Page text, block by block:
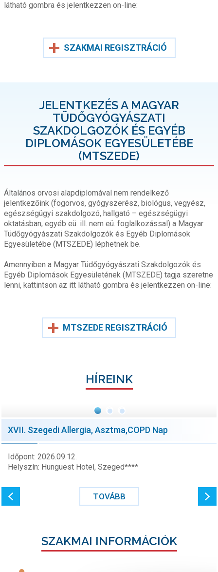
látható gombra és jelentkezzen on-line:
SZAKMAI REGISZTRÁCIÓ
JELENTKEZÉS A MAGYAR
TÜDŐGYÓGYÁSZATI
SZAKDOLGOZÓK ÉS EGYÉB
DIPLOMÁSOK EGYESÜLETÉBE
(MTSZEDE)
Általános orvosi alapdiplomával nem rendelkező
jelentkezőink (fogorvos, gyógyszerész, biológus, vegyész,
egészségügyi szakdolgozó, hallgató – egészségügyi
oktatásban, egyéb eü. ill. nem eü. foglalkozással) a Magyar
Tüdőgyógyászati Szakdolgozók és Egyéb Diplomások
Egyesületébe (MTSZEDE) léphetnek be.
Amennyiben a Magyar Tüdőgyógyászati Szakdolgozók és
Egyéb Diplomások Egyesületének (MTSZEDE) tagja szeretne
lenni, kattintson az itt látható gombra és jelentkezzen on-line:
MTSZEDE REGISZTRÁCIÓ
HÍREINK
XVII. Szegedi Allergia, Asztma,COPD Nap
Időpont: 2026.09.12.
Helyszín: Hunguest Hotel, Szeged****
TOVÁBB
SZAKMAI INFORMÁCIÓK